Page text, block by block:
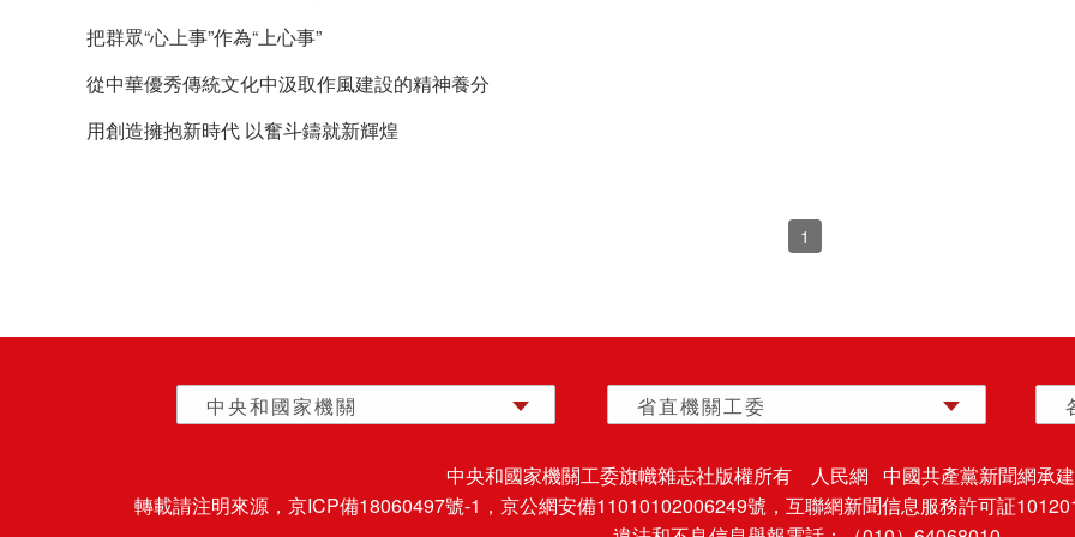
把群眾“心上事”作為“上心事”
從中華優秀傳統文化中汲取作風建設的精神養分
用創造擁抱新時代 以奮斗鑄就新輝煌
1
中央和國家機關 省直機關工委
中央和國家機關工委旗幟雜志社版權所有 人民網 中國共產黨新聞網承
轉載請注明來源， 京ICP備18060497號-1 ，京公網安備11010102006249號， 互聯網新聞信息服務許可証